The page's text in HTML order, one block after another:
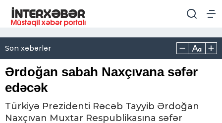
Son xəbərlər
Ərdoğan sabah Naxçıvana səfər
edəcək
Türkiyə Prezidenti Rəcəb Tayyib Ərdoğan
Naxçıvan Muxtar Respublikasına səfər